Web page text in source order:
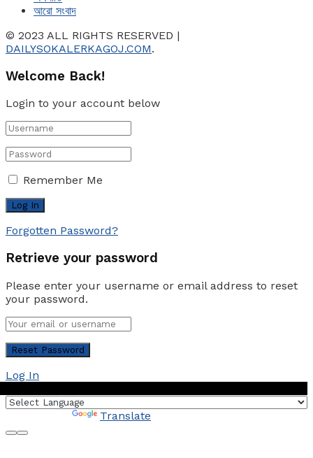
আরো সংবাদ
© 2023 ALL RIGHTS RESERVED |
DAILYSOKALERKAGOJ.COM.
Welcome Back!
Login to your account below
Remember Me
Forgotten Password?
Retrieve your password
Please enter your username or email address to reset
your password.
Log In
Translate